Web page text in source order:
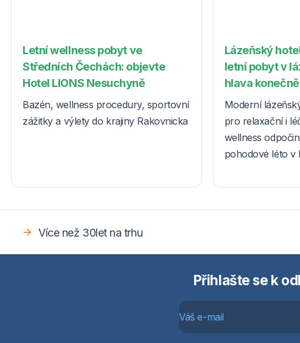
Letní wellness pobyt ve
Středních Čechách: objevte
Hotel LIONS Nesuchyně
Bazén, wellness procedury, sportovní
zážitky a výlety do krajiny Rakovnicka
Lázeňský
letní pobyt v
hlava
Moderní
pro relaxační i
wellness
pohodové léto v
Více než 30let na trhu
Přihlašte se k